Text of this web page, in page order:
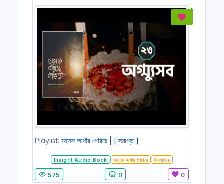
Playlist: অনেক আধাঁর পেরিয়ে | [ সমাপ্ত ]
Insight Audio Book অনেক আধাঁর পেরিয়ে ইসলামিক
575 0 0